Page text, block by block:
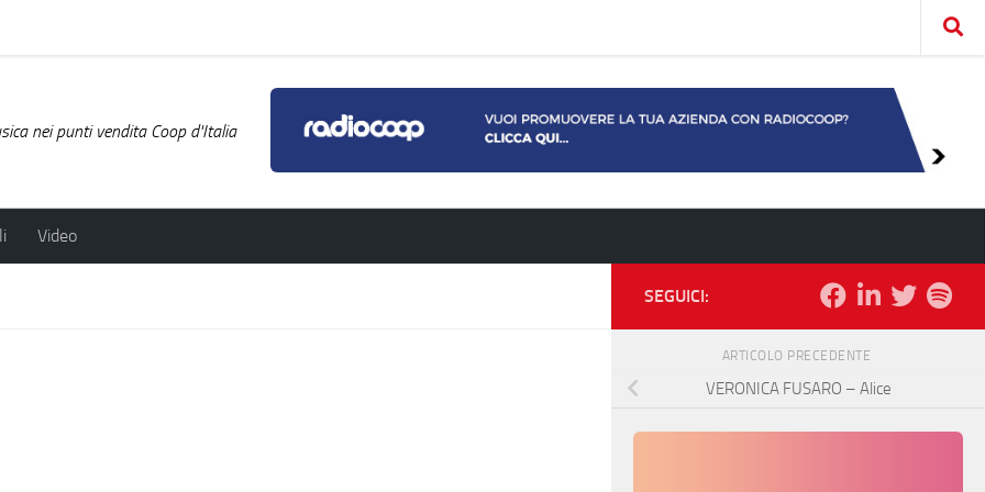
nei punti vendita Coop d'Italia
Video
SEGUICI:
ARTICOLO PRECEDENTE
VERONICA FUSARO – Alice